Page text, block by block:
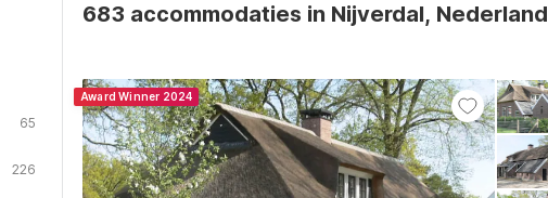
65
226
683 accommodaties in Nijverdal, Nederland
Award Winner 2024